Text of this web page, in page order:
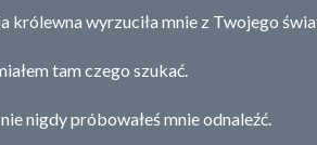
królewna wyrzuciła mnie z Twojego
tam czego szukać.
nigdy próbowałeś mnie odnaleźć.